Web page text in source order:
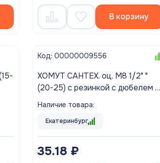
В корзину
Код: 00000009556
ХОМУТ САНТЕХ. оц. М8 1/2" "
(20-25) с резинкой с дюбелем и
шурупом (10/170)
Наличие товара:
Екатеринбург
35.18 ₽